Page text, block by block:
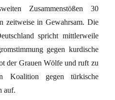
Zusammenstößen 30
zeitweise in Gewahrsam. Die
spricht mittlerweile
gegen kurdische
der Grauen Wölfe und ruft zu
Koalition gegen türkische
auf.